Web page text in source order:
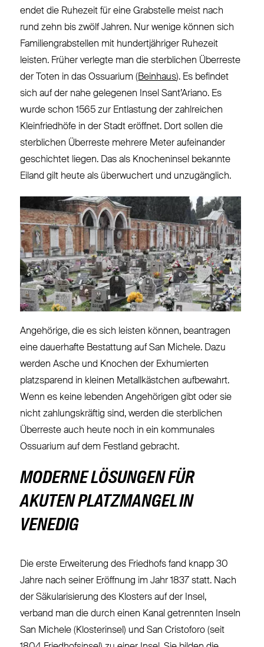
endet die Ruhezeit für eine Grabstelle meist nach
rund zehn bis zwölf Jahren. Nur wenige können sich
Familiengrabstellen mit hundertjähriger Ruhezeit
leisten. Früher verlegte man die sterblichen Überreste
der Toten in das Ossuarium (Beinhaus). Es befindet
sich auf der nahe gelegenen Insel Sant’Ariano. Es
wurde schon 1565 zur Entlastung der zahlreichen
Kleinfriedhöfe in der Stadt eröffnet. Dort sollen die
sterblichen Überreste mehrere Meter aufeinander
geschichtet liegen. Das als Knocheninsel bekannte
Eiland gilt heute als überwuchert und unzugänglich.
Angehörige, die es sich leisten können, beantragen
eine dauerhafte Bestattung auf San Michele. Dazu
werden Asche und Knochen der Exhumierten
platzsparend in kleinen Metallkästchen aufbewahrt.
Wenn es keine lebenden Angehörigen gibt oder sie
nicht zahlungskräftig sind, werden die sterblichen
Überreste auch heute noch in ein kommunales
Ossuarium auf dem Festland gebracht.
MODERNE LÖSUNGEN FÜR
AKUTEN PLATZMANGEL IN
VENEDIG
Die erste Erweiterung des Friedhofs fand knapp 30
Jahre nach seiner Eröffnung im Jahr 1837 statt. Nach
der Säkularisierung des Klosters auf der Insel,
verband man die durch einen Kanal getrennten Inseln
San Michele (Klosterinsel) und San Cristoforo (seit